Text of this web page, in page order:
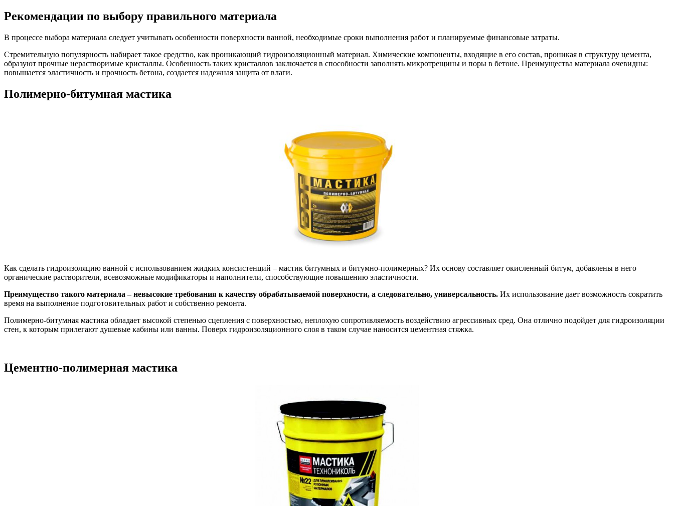
Рекомендации по выбору правильного материала
В процессе выбора материала следует учитывать особенности поверхности ванной, необходимые сроки выполнения работ и планируемые финансовые затраты.
Стремительную популярность набирает такое средство, как проникающий гидроизоляционный материал. Химические компоненты, входящие в его состав, проникая в структуру цемента,
образуют прочные нерастворимые кристаллы. Особенность таких кристаллов заключается в способности заполнять микротрещины и поры в бетоне. Преимущества материала очевидны:
повышается эластичность и прочность бетона, создается надежная защита от влаги.
Полимерно-битумная мастика
Как сделать гидроизоляцию ванной с использованием жидких консистенций – мастик битумных и битумно-полимерных? Их основу составляет окисленный битум, добавлены в него
органические растворители, всевозможные модификаторы и наполнители, способствующие повышению эластичности.
Преимущество такого материала – невысокие требования к качеству обрабатываемой поверхности, а следовательно, универсальность. Их использование дает возможность сократить
время на выполнение подготовительных работ и собственно ремонта.
Полимерно-битумная мастика обладает высокой степенью сцепления с поверхностью, неплохую сопротивляемость воздействию агрессивных сред. Она отлично подойдет для гидроизоляции
стен, к которым прилегают душевые кабины или ванны. Поверх гидроизоляционного слоя в таком случае наносится цементная стяжка.
Цементно-полимерная мастика